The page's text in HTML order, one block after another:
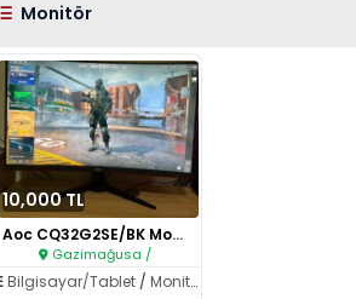
Monitör
10,000 TL
Aoc CQ32G2SE/BK Monitor..
Gazimağusa /
Bilgisayar/Tablet/ Monitör